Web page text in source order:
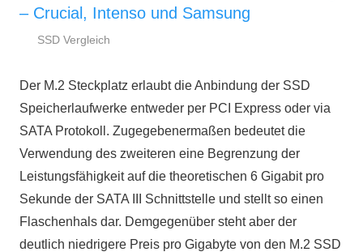
– Crucial, Intenso und Samsung
November
ratgeber.de
SSD Vergleich
Der M.2 Steckplatz erlaubt die Anbindung der SSD
Speicherlaufwerke entweder per PCI Express oder via
SATA Protokoll. Zugegebenermaßen bedeutet die
Verwendung des zweiteren eine Begrenzung der
Leistungsfähigkeit auf die theoretischen 6 Gigabit pro
Sekunde der SATA III Schnittstelle und stellt so einen
Flaschenhals dar. Demgegenüber steht aber der
deutlich niedrigere Preis pro Gigabyte von den M.2 SSD